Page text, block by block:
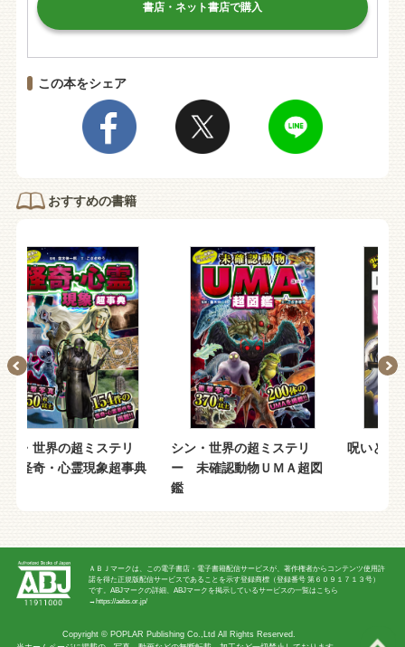
書店・ネット書店で購入
この本をシェア
おすすめの書籍
ステリ
超事典
シン・世界の超ミステリ
ー 未確認動物ＵＭＡ超図
呪いと魔術の謎
ＡＢＪマークは、この電子書店・電子書籍配信サービスが、著作権者からコンテンツ使用許
諾を得た正規版配信サービスであることを示す登録商標（登録番号 第６０９１７１３号）
です。ABJマークの詳細、ABJマークを掲示しているサービスの一覧はこちら
→ https://aebs.or.jp/
Copyright © POPLAR Publishing Co.,Ltd All Rights Reserved.